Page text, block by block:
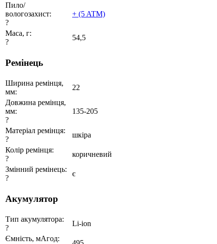
Пило/
вологозахист:
?
+ (5 ATM)
Маса, г:
?
54,5
Ремінець
Ширина ремінця,
мм:
22
Довжина ремінця,
мм:
?
135-205
Матеріал ремінця:
?
шкіра
Колір ремінця:
?
коричневий
Змінний ремінець:
?
є
Акумулятор
Тип акумулятора:
?
Li-ion
Ємність, мАгод: